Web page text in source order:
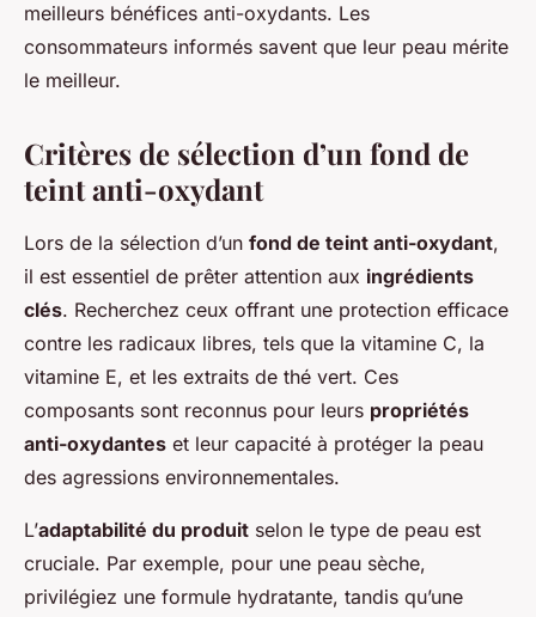
meilleurs bénéfices anti-oxydants. Les
consommateurs informés savent que leur peau mérite
le meilleur.
Critères de sélection d’un fond de
teint anti-oxydant
Lors de la sélection d’un fond de teint anti-oxydant,
il est essentiel de prêter attention aux ingrédients
clés. Recherchez ceux offrant une protection efficace
contre les radicaux libres, tels que la vitamine C, la
vitamine E, et les extraits de thé vert. Ces
composants sont reconnus pour leurs propriétés
anti-oxydantes et leur capacité à protéger la peau
des agressions environnementales.
L’adaptabilité du produit selon le type de peau est
cruciale. Par exemple, pour une peau sèche,
privilégiez une formule hydratante, tandis qu’une